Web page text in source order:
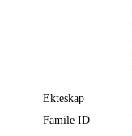
Ekteskap
Famile ID